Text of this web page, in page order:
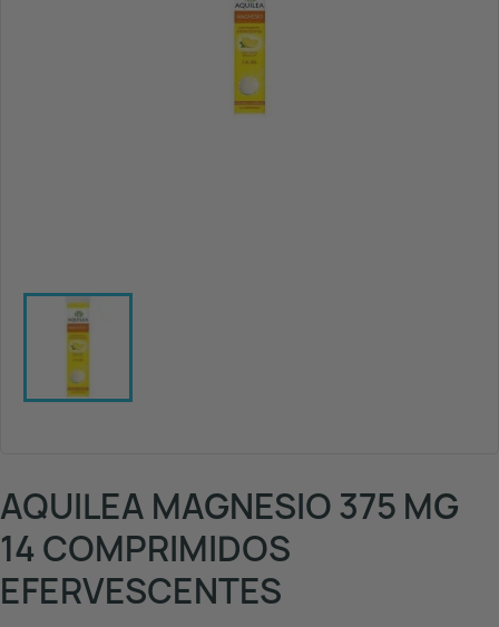
AQUILEA MAGNESIO 375 MG
14 COMPRIMIDOS
EFERVESCENTES